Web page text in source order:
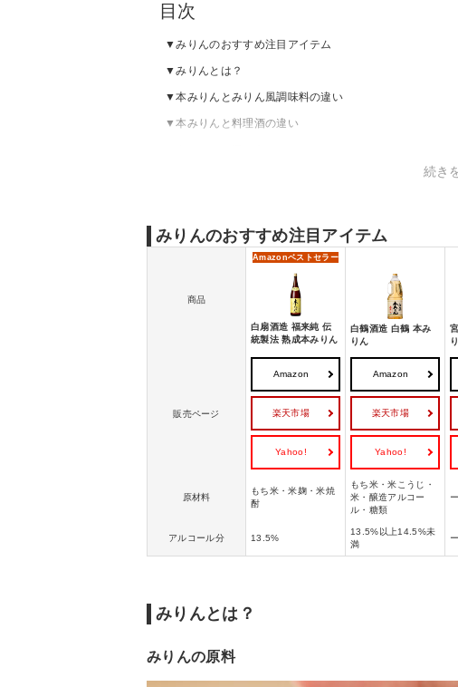
目次
みりんのおすすめ注目アイテム
みりんとは？
本みりんとみりん風調味料の違い
本みりんと料理酒の違い
みりんの保存方法は？
みりんを使ったおすすめレシピ
続き
みりんのおすすめ注目アイテム
商品
Amazonベストセラー
白扇酒造 福来純 伝
統製法 熟成本みりん
白鶴酒造 白鶴 本み
りん
販売ページ
Amazon
楽天市場
Yahoo!
Amazon
楽天市場
Yahoo!
原材料
もち米・米麹・米焼
酎
もち米・米こうじ・
米・醸造アルコー
ル・糖類
ー
アルコール分 13.5%
13.5%以上14.5%未
満
ー
みりんとは？
みりんの原料